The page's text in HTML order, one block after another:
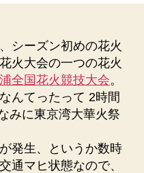
火
競
技
大
会
へ
シーズン初めの花火
火大会の一つの花火
全国花火競技大会。
んてったって 2時間
みに東京湾大華火祭
発生、というか数時
通マヒ状態なので、